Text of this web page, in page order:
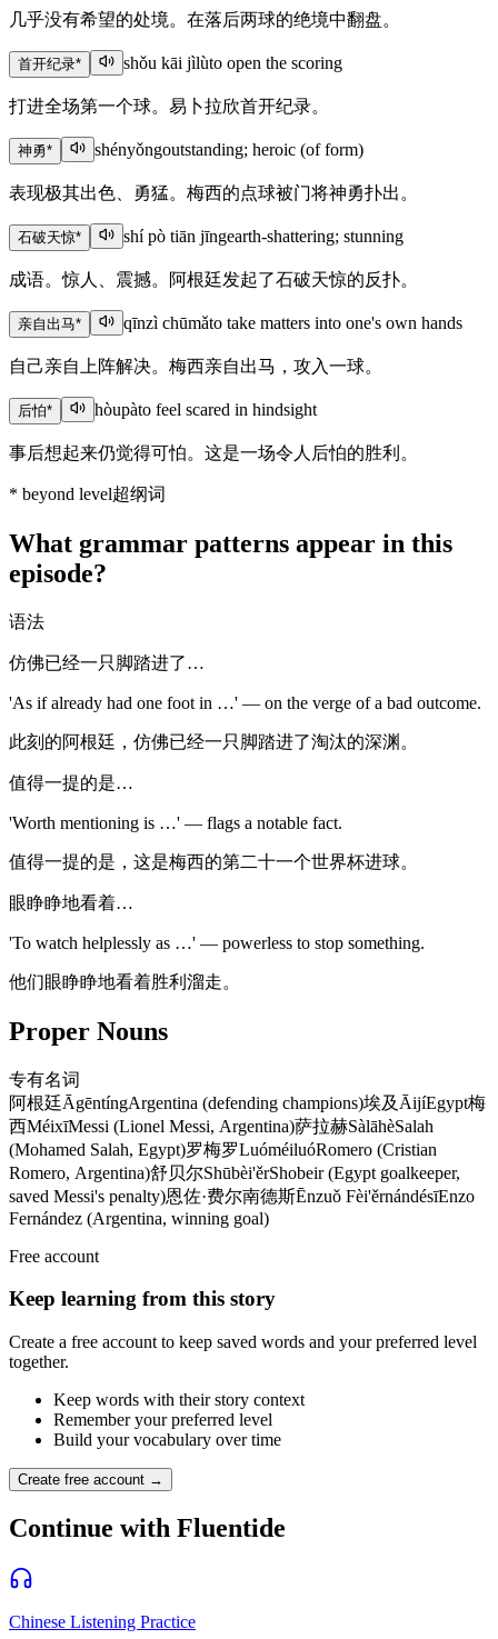
几乎没有希望的处境。在落后两球的绝境中翻盘。
首开纪录* shǒu kāi jìlùto open the scoring
打进全场第一个球。易卜拉欣首开纪录。
神勇* shényǒngoutstanding; heroic (of form)
表现极其出色、勇猛。梅西的点球被门将神勇扑出。
石破天惊* shí pò tiān jīngearth-shattering; stunning
成语。惊人、震撼。阿根廷发起了石破天惊的反扑。
亲自出马* qīnzì chūmǎto take matters into one's own hands
自己亲自上阵解决。梅西亲自出马，攻入一球。
后怕* hòupàto feel scared in hindsight
事后想起来仍觉得可怕。这是一场令人后怕的胜利。
* beyond level超纲词
What grammar patterns appear in this
episode?
语法
仿佛已经一只脚踏进了…
'As if already had one foot in …' — on the verge of a bad outcome.
此刻的阿根廷，仿佛已经一只脚踏进了淘汰的深渊。
值得一提的是…
'Worth mentioning is …' — flags a notable fact.
值得一提的是，这是梅西的第二十一个世界杯进球。
眼睁睁地看着…
'To watch helplessly as …' — powerless to stop something.
他们眼睁睁地看着胜利溜走。
Proper Nouns
专有名词
阿根廷ĀgēntíngArgentina (defending champions)埃及 ĀijíEgypt梅
西MéixīMessi (Lionel Messi, Argentina)萨拉赫SàlāhèSalah
(Mohamed Salah, Egypt)罗梅罗LuóméiluóRomero (Cristian
Romero, Argentina)舒贝尔Shūbèi'ěrShobeir (Egypt goalkeeper,
saved Messi's penalty)恩佐·费尔南德斯Ēnzuǒ Fèi'ěrnándésīEnzo
Fernández (Argentina, winning goal)
Free account
Keep learning from this story
Create a free account to keep saved words and your preferred level
together.
Keep words with their story context
Remember your preferred level
Build your vocabulary over time
Create free account →
Continue with Fluentide
Chinese Listening Practice